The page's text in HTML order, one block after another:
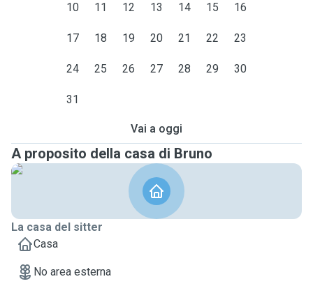
10 11 12 13 14 15 16
17 18 19 20 21 22 23
24 25 26 27 28 29 30
31
Vai a oggi
A proposito della casa di Bruno
La casa del sitter
Casa
No area esterna